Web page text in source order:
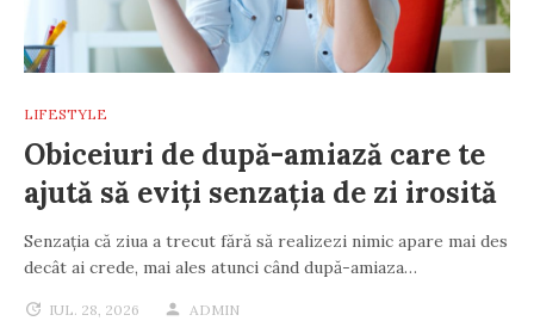
LIFESTYLE
Obiceiuri de după-amiază care te
ajută să eviți senzația de zi irosită
Senzația că ziua a trecut fără să realizezi nimic apare mai des
decât ai crede, mai ales atunci când după-amiaza…
IUL. 28, 2026 ADMIN